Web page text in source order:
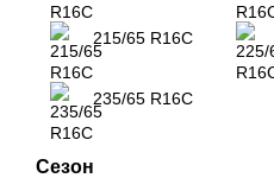
215/65 R16C
235/65 R16C
Сезон